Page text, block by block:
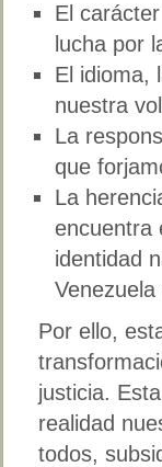
El
lucha por
El idioma,
nuestra
La
que
La
encuentra
identidad
Por ello,
justicia.
realidad
todos,